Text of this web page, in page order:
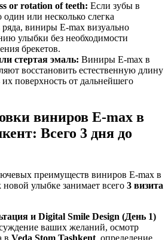
or rotation of teeth: Если зубы в
или несколько слегка
виниры E-max визуально
улыбки без необходимости
брекетов.
стертая эмаль: Виниры E-max в
восстановить естественную длину
поверхность от дальнейшего
виниров E-max в
Всего 3 дня до
преимуществ виниров E-max в
новой улыбке занимает всего 3 визита
и Digital Smile Design (День 1)
ваших желаний, осмотр